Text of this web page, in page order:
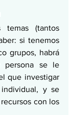
temas (tantos
si tenemos
grupos, habrá
persona se le
que investigar
y se
con los